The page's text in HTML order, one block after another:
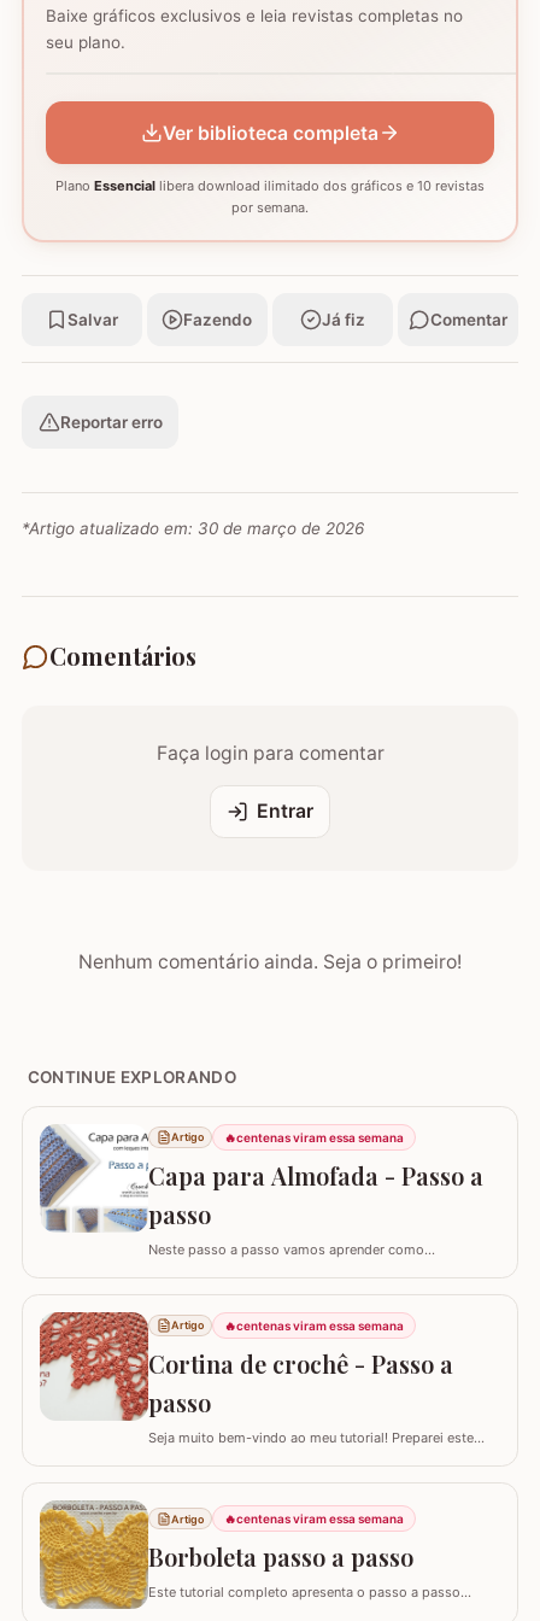
Baixe gráficos exclusivos e leia revistas completas no
seu plano.
Coração - Tapete
montagem
Ver biblioteca completa
Plano Essencial libera download ilimitado dos gráficos e 10 revistas
por semana.
Salvar Fazendo Já fiz Comentar
Reportar erro
*Artigo atualizado em: 30 de março de 2026
Comentários
Faça login para comentar
Entrar
Nenhum comentário ainda. Seja o primeiro!
CONTINUE EXPLORANDO
Artigo 🔥centenas viram essa semana
Capa para Almofada - Passo a
passo
Neste passo a passo vamos aprender como
intercalados. Fiz a capa para almofada de 40 x 40 e
seguindo o passo a passo você consegue adaptar para
o tamanho desejado. Utilizei o fio Barroco Maxcolor da
Círculo S/A. Um fio extremamente macio por ser 100%…
Artigo 🔥centenas viram essa semana
Cortina de crochê - Passo a
passo
Seja muito bem-vindo ao meu tutorial! Preparei este
uma peça versátil e encantadora. Hoje, vamos aprender
todos os passos para criar uma linda CORTINA DE
CROCHÊ, um modelo clássico que também pode ser
adaptado como bandô ou até mesmo como um…
Artigo 🔥centenas viram essa semana
Borboleta passo a passo
Este tutorial completo apresenta o passo a passo